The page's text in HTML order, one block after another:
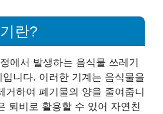
란?
에서 발생하는 음식물 쓰레기
니다. 이러한 기계는 음식물을
거하여 폐기물의 양을 줄여줍니
퇴비로 활용할 수 있어 자연친